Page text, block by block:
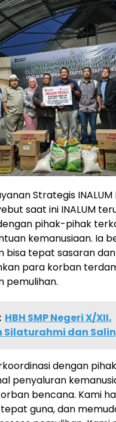
Strategis INALUM
saat ini INALUM
pihak-pihak
kemanusiaan. Ia
bisa tepat sasaran
para korban
pemulihan.
HBH SMP Negeri X/XII,
dan
dengan
penyaluran
bencana. Kami
guna, dan